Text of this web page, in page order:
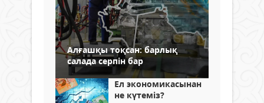
Алғашқы тоқсан: барлық
салада серпін бар
Ел экономикасынан
не күтеміз?